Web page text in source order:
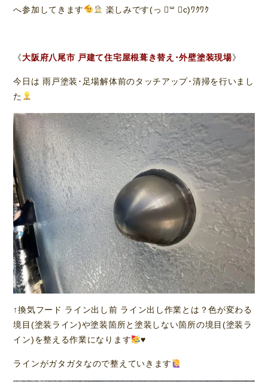
へ参加してきます
楽しみです(っ ॑꒳ ॑c)ﾜｸﾜｸ
《大阪府八尾市 戸建て住宅屋根葺き替え･外壁塗装現場》
今日は 雨戸塗装･足場解体前のタッチアップ･清掃を行いまし
た
↑換気フード ライン出し前 ライン出し作業とは？色が変わる
境目(塗装ライン)や塗装箇所と塗装しない箇所の境目(塗装ラ
イン)を整える作業になります
♥️
ラインがガタガタなので整えていきます